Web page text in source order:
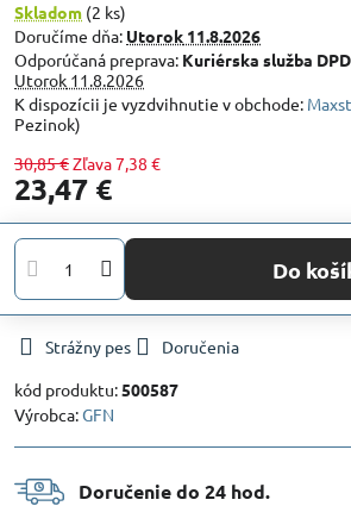
Skladom (2 ks)
Doručíme dňa: Utorok 11.8.2026
Kuriérska služba
Utorok 11.8.2026
Pezinok)
30,85 €Zľava7,38 €
23,47 €
Do
Strážny pes
Doručenia
kód produktu:500587
Výrobca:GFN
Doručenie do 24 hod​.